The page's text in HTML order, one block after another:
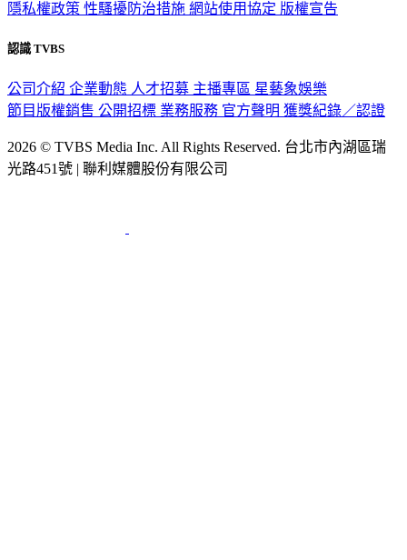
隱私權政策 性騷擾防治措施 網站使用協定 版權宣告
認識 TVBS
公司介紹 企業動態 人才招募 主播專區 星藝象娛樂
節目版權銷售 公開招標 業務服務 官方聲明 獲獎紀錄／認證
2026 © TVBS Media Inc. All Rights Reserved. 台北市內湖區瑞
光路451號 | 聯利媒體股份有限公司